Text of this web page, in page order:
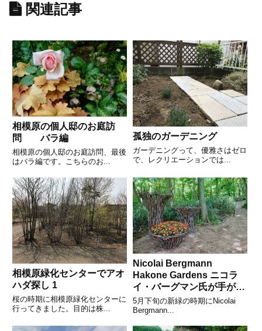
関連記事
相模原の個人邸のお庭訪
問 バラ編
相模原の個人邸のお庭訪問、最後
はバラ編です。こちらのお...
孤独のガーデニング
ガーデニングって、優雅さはゼロ
で、レクリエーションでは...
相模原緑化センターでアオ
ハダ探し 1
桜の時期に相模原緑化センターに
行ってきました。目的は株...
Nicolai Bergmann
Hakone Gardens ニコラ
イ・バーグマン氏が手がけ
るインスタレーション
5月下旬の新緑の時期にNicolai
Bergmann...